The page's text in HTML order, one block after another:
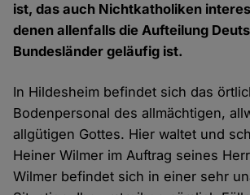
ist, das auch Nichtkatholiken
denen allenfalls die Aufteilung
Bundesländer geläufig ist.
In Hildesheim befindet sich das
Bodenpersonal des allmächtigen,
allgütigen Gottes. Hier waltet und
Heiner Wilmer im Auftrag seines
Wilmer befindet sich in einer sehr